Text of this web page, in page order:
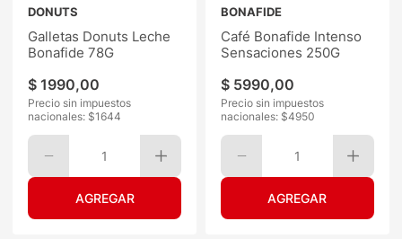
DONUTS
Galletas Donuts Leche
Bonafide 78G
$ 1990,00
Precio sin impuestos
nacionales: $1644
1
BONAFIDE
Café Bonafide Intenso
Sensaciones 250G
$ 5990,00
Precio sin impuestos
nacionales: $4950
1